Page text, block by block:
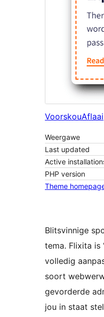
VoorskouAflaai
Weergawe
Last updated
Active
PHP version
Theme
Blitsvinnige
tema. Flixita is
volledig
soort
gevorderde
jou in staat